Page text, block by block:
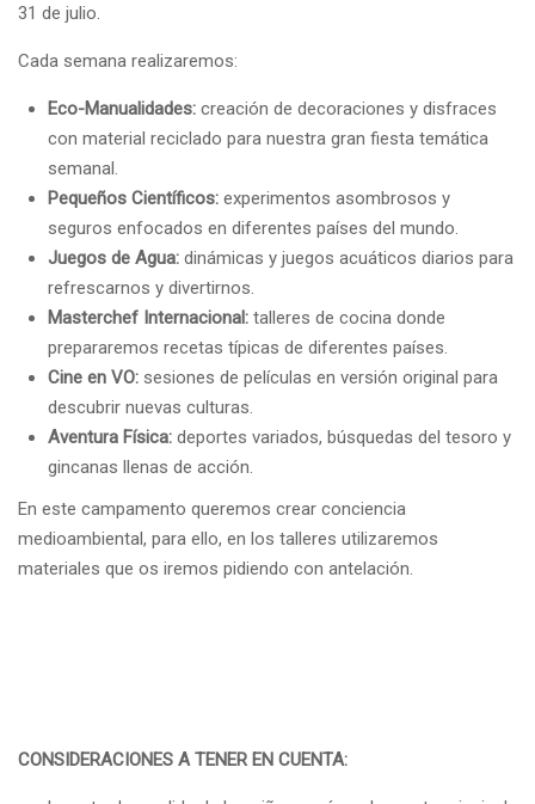
31 de julio.
Cada semana realizaremos:
Eco-Manualidades: creación de decoraciones y disfraces
con material reciclado para nuestra gran fiesta temática
semanal.
Pequeños Científicos: experimentos asombrosos y
seguros enfocados en diferentes países del mundo.
Juegos de Agua: dinámicas y juegos acuáticos diarios para
refrescarnos y divertirnos.
Masterchef Internacional: talleres de cocina donde
prepararemos recetas típicas de diferentes países.
Cine en VO: sesiones de películas en versión original para
descubrir nuevas culturas.
Aventura Física: deportes variados, búsquedas del tesoro y
gincanas llenas de acción.
En este campamento queremos crear conciencia
medioambiental, para ello, en los talleres utilizaremos
materiales que os iremos pidiendo con antelación.
CONSIDERACIONES A TENER EN CUENTA: